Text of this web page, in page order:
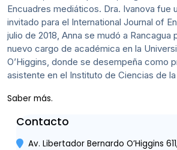
Encuadres mediáticos. Dra. Ivanova fue
invitado para el International Journal of
julio de 2018, Anna se mudó a Rancagua
nuevo cargo de académica en la
O’Higgins, donde se desempeña como
asistente en el Instituto de Ciencias de
Saber más.
Contacto
Av. Libertador Bernardo O’Higgins